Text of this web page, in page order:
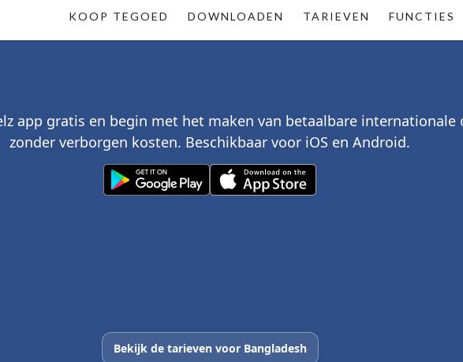
KOOP TEGOED DOWNLOADEN TARIEVEN FUNCTIES
app gratis en begin met het maken van betaalbare internationale
zonder verborgen kosten. Beschikbaar voor iOS en Android.
Bekijk de tarieven voor Bangladesh